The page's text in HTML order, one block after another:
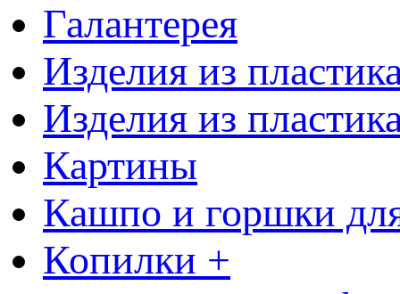
Галантерея
Изделия из
Изделия из
Картины
Кашпо и горшки
Копилки +